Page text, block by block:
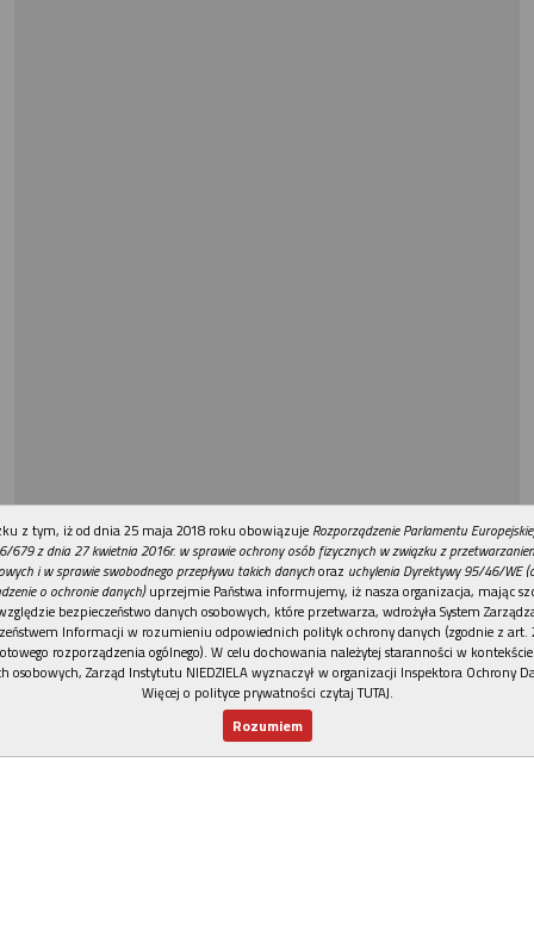
REKLAMA
z tym, iż od dnia 25 maja 2018 roku obowiązuje Rozporządzenie Parlamentu
679 z dnia 27 kwietnia 2016r. w sprawie ochrony osób fizycznych w związku z
i w sprawie swobodnego przepływu takich danychoraz uchylenia Dyrektywy 95/46/WE
o ochronie danych)uprzejmie Państwa informujemy, iż nasza organizacja, mając
bezpieczeństwo danych osobowych, które przetwarza, wdrożyła System
Informacji w rozumieniu odpowiednich polityk ochrony danych (zgodnie z art.
rozporządzenia ogólnego). W celu dochowania należytej staranności w
osobowych, Zarząd Instytutu NIEDZIELA wyznaczył w organizacji Inspektora Ochrony
Więcej o polityce prywatności czytaj TUTAJ.
Rozumiem